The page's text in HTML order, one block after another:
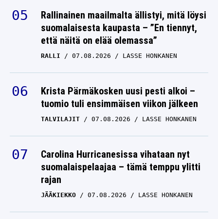
Rallinainen maailmalta ällistyi, mitä löysi
suomalaisesta kaupasta – ”En tiennyt,
että näitä on elää olemassa”
RALLI 07.08.2026 LASSE HONKANEN
Krista Pärmäkosken uusi pesti alkoi –
tuomio tuli ensimmäisen viikon jälkeen
TALVILAJIT 07.08.2026 LASSE HONKANEN
Carolina Hurricanesissa vihataan nyt
suomalaispelaajaa – tämä temppu ylitti
rajan
JÄÄKIEKKO 07.08.2026 LASSE HONKANEN